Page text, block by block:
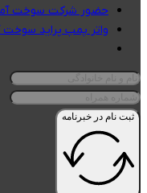
حضور شرکت سوخت آما
واتر پمپ پراید سوخت
ثبت نام در خبرنامه